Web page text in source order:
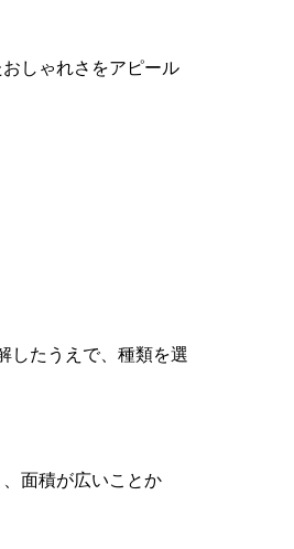
しゃれさをアピール
したうえで、種類を選
面積が広いことか